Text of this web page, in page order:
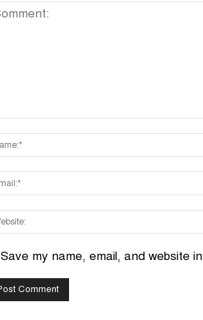
Save my name, email, and website